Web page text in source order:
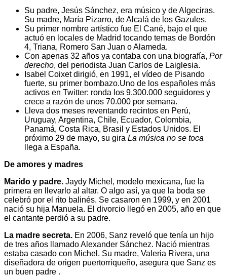
Su padre, Jesús Sánchez, era músico y de Algeciras.
Su madre, María Pizarro, de Alcalá de los Gazules.
Su primer nombre artístico fue El Cané, bajo el que
actuó en locales de Madrid tocando temas de Bordón
4, Triana, Romero San Juan o Alameda.
Con apenas 32 años ya contaba con una biografía, Por
derecho, del periodista Juan Carlos de Laiglesia.
Isabel Coixet dirigió, en 1991, el vídeo de Pisando
fuerte, su primer bombazo.Uno de los españoles más
activos en Twitter: ronda los 9.300.000 seguidores y
crece a razón de unos 70.000 por semana.
Lleva dos meses reventando recintos en Perú,
Uruguay, Argentina, Chile, Ecuador, Colombia,
Panamá, Costa Rica, Brasil y Estados Unidos. El
próximo 29 de mayo, su gira La música no se toca
llega a España.
De amores y madres
Marido y padre. Jaydy Michel, modelo mexicana, fue la
primera en llevarlo al altar. O algo así, ya que la boda se
celebró por el rito balinés. Se casaron en 1999, y en 2001
nació su hija Manuela. El divorcio llegó en 2005, año en que
el cantante perdió a su padre.
La madre secreta. En 2006, Sanz reveló que tenía un hijo
de tres años llamado Alexander Sánchez. Nació mientras
estaba casado con Michel. Su madre, Valeria Rivera, una
diseñadora de origen puertorriqueño, asegura que Sanz es
un buen padre .